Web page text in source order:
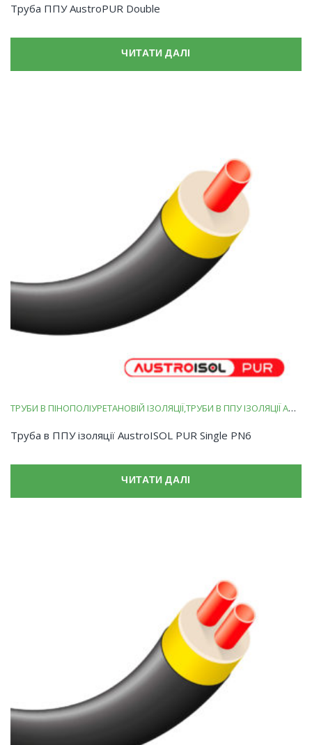
Труба ППУ AustroPUR Double
ЧИТАТИ ДАЛІ
ТРУБИ В ПІНОПОЛІУРЕТАНОВІЙ ІЗОЛЯЦІЇТРУБИ В ППУ ІЗОЛЯЦІЇ AUSTROISOL PUR
Труба в ППУ ізоляції AustroISOL PUR Single PN6
ЧИТАТИ ДАЛІ